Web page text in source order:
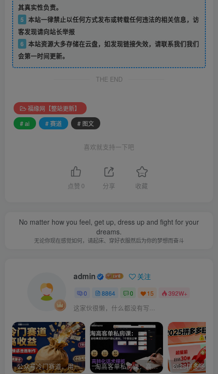
其真实性负责。
5 本站一律禁止以任何方式发布或转载任何违法的相关信息，访
客发现请向站长举报
6 本站资源大多存储在云盘，如发现链接失效，请联系我们我们
会第一时间更新。
THE END
福缘网【整站更新】
# ai
# 赛道 # 图文
喜欢就支持一下吧
点赞 0 分享 收藏
No matter how you feel, get up, dress up and fight for your
dreams.
无论你现在感觉如何，请起床、穿好衣服然后为你的梦想而奋斗
admin 关注
0 8864 0 15 392W+
这家伙很懒，什么都没有写...
公众号冷门赛道，用AI做情感漫画，7天开通流量主，操作简单，小白可玩 淘高客单私房课：高客单成交的3个核心基础，1个实操法宝